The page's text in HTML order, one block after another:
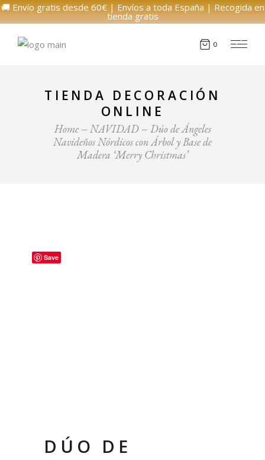
🚚 Envío gratis desde 60€ | Envíos a toda España | Recogida en
tienda gratis
0
TIENDA DECORACIÓN
ONLINE
Home NAVIDAD
Dúo de Ángeles
Navideños Nórdicos con Árbol y Base de
Madera ‘Merry Christmas’
Save
DÚO DE